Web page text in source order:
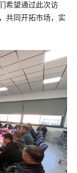
希望通过此次访
共同开拓市场，实